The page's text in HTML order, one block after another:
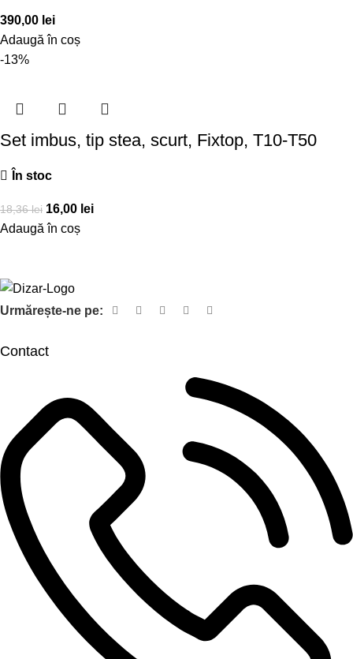
390,00 lei
Adaugă în coș
-13%
Set imbus, tip stea, scurt, Fixtop, T10-T50
În stoc
18,36lei 16,00 lei
Adaugă în coș
Urmărește-ne pe:
Contact